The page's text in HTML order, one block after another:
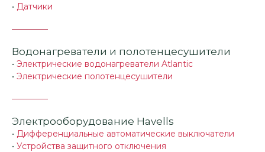
• Датчики
Водонагреватели и полотенцесушители
• Электрические водонагреватели Atlantic
• Электрические полотенцесушители
Электрооборудование Havells
• Дифференциальные автоматические выключатели
• Устройства защитного отключения